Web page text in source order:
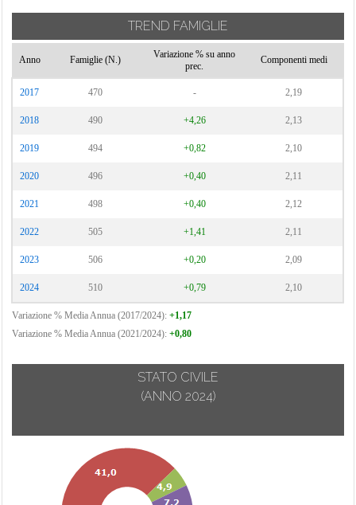
Cermenate
Cernobbio
Cirimido
Claino con
Colonno
Montano Lucino
Montemezzo
Veniano
Vercana
Vertemate con
Minoprio
Zelbio
TREND FAMIGLIE
Anno Famiglie (N.)
Variazione % su anno
prec.
Componenti medi
2017 470 - 2,19
2018 490 +4,26 2,13
2019 494 +0,82 2,10
2020 496 +0,40 2,11
2021 498 +0,40 2,12
2022 505 +1,41 2,11
2023 506 +0,20 2,09
2024 510 +0,79 2,10
Variazione % Media Annua (2017/2024): +1,17
Variazione % Media Annua (2021/2024): +0,80
STATO CIVILE
(ANNO 2024)